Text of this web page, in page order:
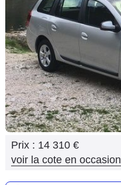
Flottes
Auto
Services
Forum
Moto
Marques
Prix : 14 310 €
voir la cote en occasion